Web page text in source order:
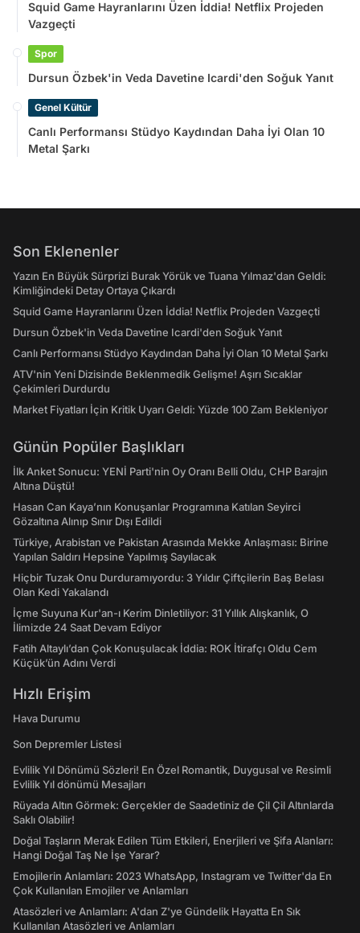
Squid Game Hayranlarını Üzen İddia! Netflix Projeden
Vazgeçti
Spor
Dursun Özbek'in Veda Davetine Icardi'den Soğuk Yanıt
Genel Kültür
Canlı Performansı Stüdyo Kaydından Daha İyi Olan 10
Metal Şarkı
Son Eklenenler
Yazın En Büyük Sürprizi Burak Yörük ve Tuana Yılmaz'dan Geldi:
Kimliğindeki Detay Ortaya Çıkardı
Squid Game Hayranlarını Üzen İddia! Netflix Projeden Vazgeçti
Dursun Özbek'in Veda Davetine Icardi'den Soğuk Yanıt
Canlı Performansı Stüdyo Kaydından Daha İyi Olan 10 Metal Şarkı
ATV'nin Yeni Dizisinde Beklenmedik Gelişme! Aşırı Sıcaklar
Çekimleri Durdurdu
Market Fiyatları İçin Kritik Uyarı Geldi: Yüzde 100 Zam Bekleniyor
Günün Popüler Başlıkları
İlk Anket Sonucu: YENİ Parti'nin Oy Oranı Belli Oldu, CHP Barajın
Altına Düştü!
Hasan Can Kaya’nın Konuşanlar Programına Katılan Seyirci
Gözaltına Alınıp Sınır Dışı Edildi
Türkiye, Arabistan ve Pakistan Arasında Mekke Anlaşması: Birine
Yapılan Saldırı Hepsine Yapılmış Sayılacak
Hiçbir Tuzak Onu Durduramıyordu: 3 Yıldır Çiftçilerin Baş Belası
Olan Kedi Yakalandı
İçme Suyuna Kur'an-ı Kerim Dinletiliyor: 31 Yıllık Alışkanlık, O
İlimizde 24 Saat Devam Ediyor
Fatih Altaylı’dan Çok Konuşulacak İddia: ROK İtirafçı Oldu Cem
Küçük’ün Adını Verdi
Hızlı Erişim
Hava Durumu
Son Depremler Listesi
Evlilik Yıl Dönümü Sözleri! En Özel Romantik, Duygusal ve Resimli
Evlilik Yıl dönümü Mesajları
Rüyada Altın Görmek: Gerçekler de Saadetiniz de Çil Çil Altınlarda
Saklı Olabilir!
Doğal Taşların Merak Edilen Tüm Etkileri, Enerjileri ve Şifa Alanları:
Hangi Doğal Taş Ne İşe Yarar?
Emojilerin Anlamları: 2023 WhatsApp, Instagram ve Twitter'da En
Çok Kullanılan Emojiler ve Anlamları
Atasözleri ve Anlamları: A'dan Z'ye Gündelik Hayatta En Sık
Kullanılan Atasözleri ve Anlamları